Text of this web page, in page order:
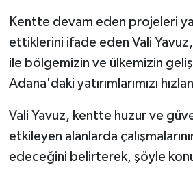
Kentte devam eden projeleri
ettiklerini ifade eden Vali
ile bölgemizin ve ülkemizin
Adana'daki yatırımlarımızı
Vali Yavuz, kentte huzur ve
etkileyen alanlarda
edeceğini belirterek, şöyle